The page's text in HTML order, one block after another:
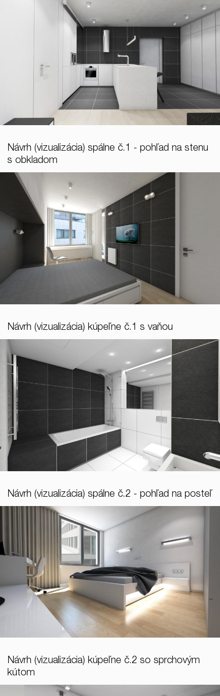
Návrh (vizualizácia) spálne č.1 - pohľad na stenu
s obkladom
Návrh (vizualizácia) kúpeľne č.1 s vaňou
Návrh (vizualizácia) spálne č.2 - pohľad na posteľ
Návrh (vizualizácia) kúpeľne č.2 so sprchovým
kútom